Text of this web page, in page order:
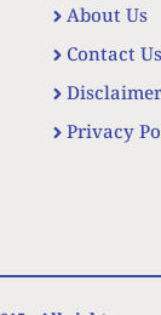
About Us
Contact Us
Disclaimer
Privacy